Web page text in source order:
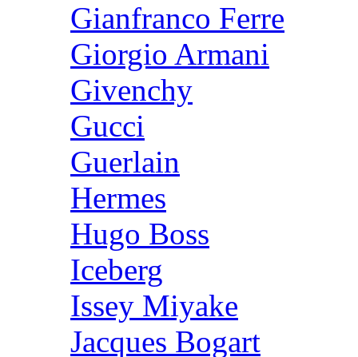
Gianfranco Ferre
Giorgio Armani
Givenchy
Gucci
Guerlain
Hermes
Hugo Boss
Iceberg
Issey Miyake
Jacques Bogart